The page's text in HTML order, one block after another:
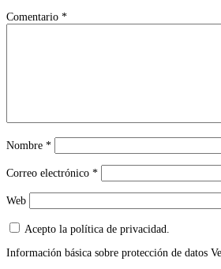
Comentario *
Nombre *
Correo electrónico *
Web
Acepto la política de privacidad.
Información básica sobre protección de datos